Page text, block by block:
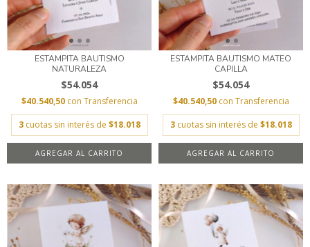
ESTAMPITA BAUTISMO
NATURALEZA
$54.054
$40.540,50 con Transferencia
3 cuotas sin interés de $18.018
AGREGAR AL CARRITO
ESTAMPITA BAUTISMO MATEO
CAPILLA
$54.054
$40.540,50 con Transferencia
3 cuotas sin interés de $18.018
AGREGAR AL CARRITO